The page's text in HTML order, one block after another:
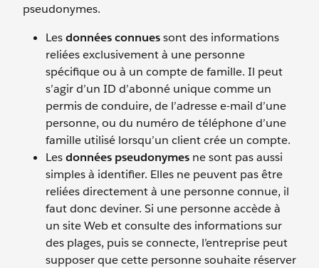
pseudonymes.
Lesdonnées connuessont des informations
reliées exclusivement à une personne
spécifique ou à un compte de famille. Il peut
s’agir d’un ID d’abonné unique comme un
permis de conduire, de l’adresse e-mail d’une
personne, ou du numéro de téléphone d’une
famille utilisé lorsqu’un client crée un compte.
Lesdonnées pseudonymes ne sont pas aussi
simples à identifier. Elles ne peuvent pas être
reliées directement à une personne connue, il
faut donc deviner. Si une personne accède à
un site Web et consulte des informations sur
des plages, puis se connecte, l’entreprise peut
supposer que cette personne souhaite réserver